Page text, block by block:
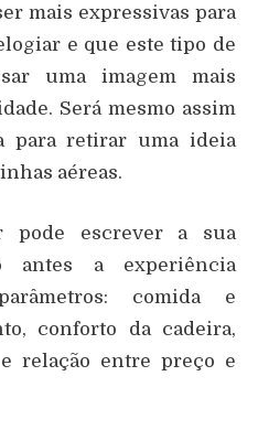
mais expressivas para
e que este tipo de
uma imagem mais
Será mesmo assim
para retirar uma ideia
aéreas.
pode escrever a sua
antes a experiência
comida e
conforto da cadeira,
relação entre preço e